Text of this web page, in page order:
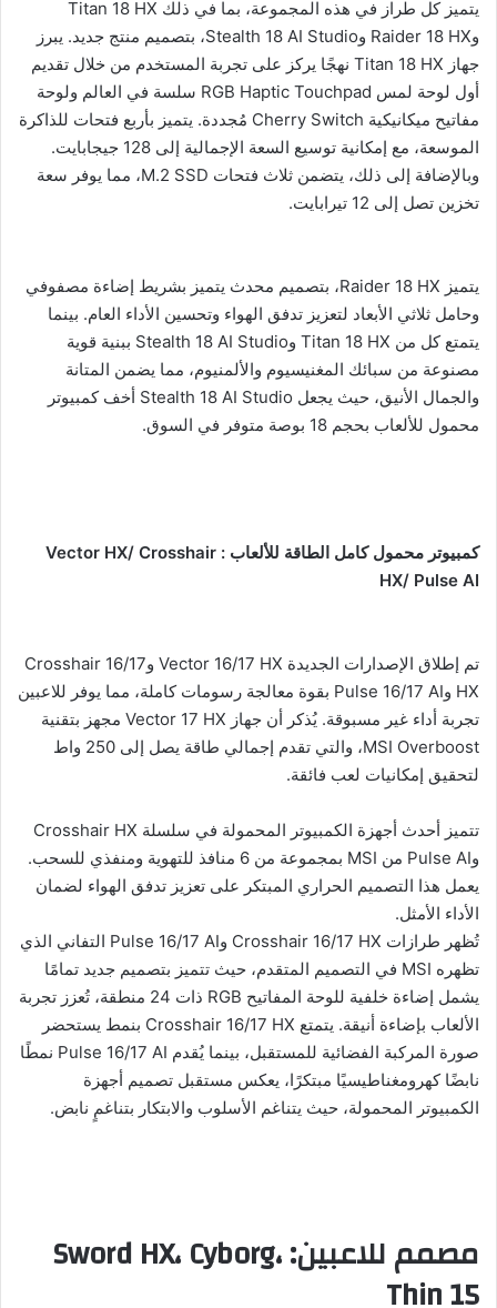
يتميز كل طراز في هذه المجموعة، بما في ذلك Titan 18 HX
وRaider 18 HX وStealth 18 AI Studio، بتصميم منتج جديد. يبرز
جهاز Titan 18 HX نهجًا يركز على تجربة المستخدم من خلال تقديم
أول لوحة لمس RGB Haptic Touchpad سلسة في العالم ولوحة
مفاتيح ميكانيكية Cherry Switch مُجددة. يتميز بأربع فتحات للذاكرة
الموسعة، مع إمكانية توسيع السعة الإجمالية إلى 128 جيجابايت.
وبالإضافة إلى ذلك، يتضمن ثلاث فتحات M.2 SSD، مما يوفر سعة
تخزين تصل إلى 12 تيرابايت.
يتميز Raider 18 HX، بتصميم محدث يتميز بشريط إضاءة مصفوفي
وحامل ثلاثي الأبعاد لتعزيز تدفق الهواء وتحسين الأداء العام. بينما
يتمتع كل من Titan 18 HX وStealth 18 AI Studio ببنية قوية
مصنوعة من سبائك المغنيسيوم والألمنيوم، مما يضمن المتانة
والجمال الأنيق، حيث يجعل Stealth 18 AI Studio أخف كمبيوتر
محمول للألعاب بحجم 18 بوصة متوفر في السوق.
كمبيوتر محمول كامل الطاقة للألعاب : Vector HX/ Crosshair
HX/ Pulse AI
تم إطلاق الإصدارات الجديدة Vector 16/17 HX وCrosshair 16/17
HX وPulse 16/17 AI بقوة معالجة رسومات كاملة، مما يوفر للاعبين
تجربة أداء غير مسبوقة. يُذكر أن جهاز Vector 17 HX مجهز بتقنية
MSI Overboost، والتي تقدم إجمالي طاقة يصل إلى 250 واط
لتحقيق إمكانيات لعب فائقة.
تتميز أحدث أجهزة الكمبيوتر المحمولة في سلسلة Crosshair HX
وPulse AI من MSI بمجموعة من 6 منافذ للتهوية ومنفذي للسحب.
يعمل هذا التصميم الحراري المبتكر على تعزيز تدفق الهواء لضمان
الأداء الأمثل.
تُظهر طرازات Crosshair 16/17 HX وPulse 16/17 AI التفاني الذي
تظهره MSI في التصميم المتقدم، حيث تتميز بتصميم جديد تمامًا
يشمل إضاءة خلفية للوحة المفاتيح RGB ذات 24 منطقة، تُعزز تجربة
الألعاب بإضاءة أنيقة. يتمتع Crosshair 16/17 HX بنمط يستحضر
صورة المركبة الفضائية للمستقبل، بينما يُقدم Pulse 16/17 AI نمطًا
نابضًا كهرومغناطيسيًا مبتكرًا، يعكس مستقبل تصميم أجهزة
الكمبيوتر المحمولة، حيث يتناغم الأسلوب والابتكار بتناغمٍ نابض.
مصمم للاعبين: Sword HX، Cyborg،
Thin 15